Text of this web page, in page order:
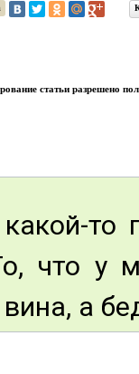
статьи разрешено
что у
а